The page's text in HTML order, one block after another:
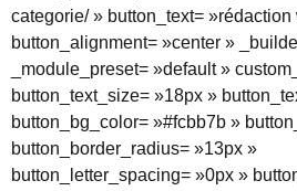
categorie/ » button_text= »rédaction
button_alignment= »center »
_module_preset= »default »
button_text_size= »18px »
button_bg_color= »#fcbb7b »
button_border_radius= »13px »
button_letter_spacing= »0px »